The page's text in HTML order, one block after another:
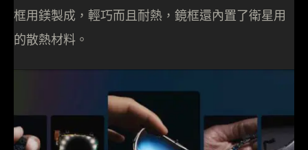
框用鎂製成，輕巧而且耐熱，鏡框還內置了衛星用
的散熱材料。